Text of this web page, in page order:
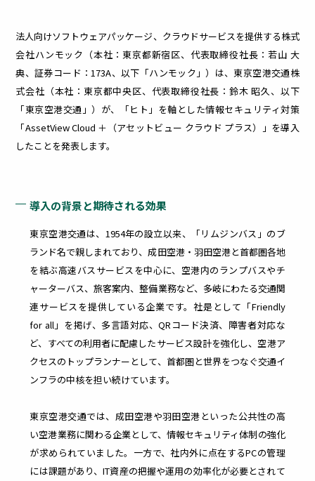
対
策
内
威へ
率的
な対
より
管理
ト削
減と
セキ
ュリ
ティ
向上​
管
によ
セキ
ュリ
リス
クを
に防
ぐ
IT S
テム連携
オプショ
ン
操作ログを
生産性向上
やセキュリ
法人向けソフトウェアパッケージ、クラウドサービスを提供する株式
会社ハンモック（本社：東京都新宿区、代表取締役社長：若山 大
典、証券コード：173A、以下「ハンモック」）は、東京空港交通株
式会社（本社：東京都中央区、代表取締役社長：鈴木 昭久、以下
「東京空港交通」）が、「ヒト」を軸とした情報セキュリティ対策
「AssetView Cloud ＋（アセットビュー クラウド プラス）」を導入
したことを発表します。
導入の背景と期待される効果
東京空港交通は、1954年の設立以来、「リムジンバス」のブ
ランド名で親しまれており、成田空港・羽田空港と首都圏各地
を結ぶ高速バスサービスを中心に、空港内のランプバスやチ
ャーターバス、旅客案内、整備業務など、多岐にわたる交通関
連サービスを提供している企業です。社是として「Friendly
for all」を掲げ、多言語対応、QRコード決済、障害者対応な
ど、すべての利用者に配慮したサービス設計を強化し、空港ア
クセスのトップランナーとして、首都圏と世界をつなぐ交通イ
ンフラの中核を担い続けています。
東京空港交通では、成田空港や羽田空港といった公共性の高
い空港業務に関わる企業として、情報セキュリティ体制の強化
が求められていました。一方で、社内外に点在するPCの管理
には課題があり、IT資産の把握や運用の効率化が必要とされて